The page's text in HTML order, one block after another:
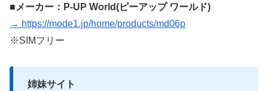
■メーカー：P-UP World(ピーアップ ワールド)
→ https://mode1.jp/home/products/md06p
※SIMフリー
姉妹サイト